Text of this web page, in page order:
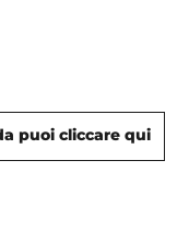
puoi cliccare qui